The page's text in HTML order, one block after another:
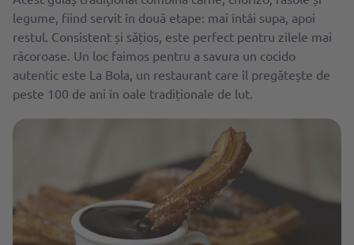
legume, fiind servit în două etape: mai întâi supa, apoi
restul. Consistent și sățios, este perfect pentru zilele mai
răcoroase. Un loc faimos pentru a savura un cocido
autentic este La Bola, un restaurant care îl pregătește de
peste 100 de ani în oale tradiționale de lut.